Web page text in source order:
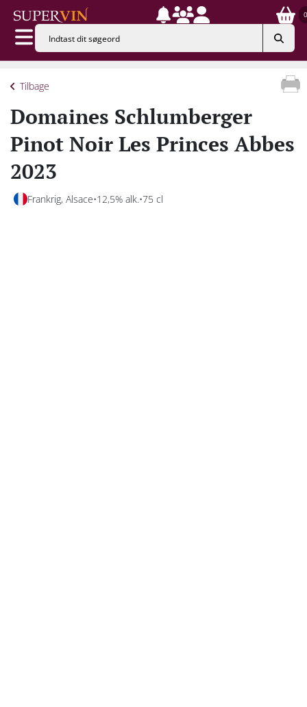
0
Tilbage
Domaines Schlumberger
Pinot Noir Les Princes Abbes
2023
Frankrig, Alsace 12,5% alk. 75 cl